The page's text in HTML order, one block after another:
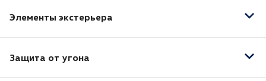
Элементы экстерьера
Защита от угона